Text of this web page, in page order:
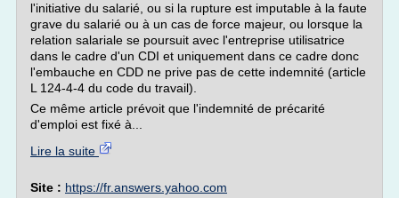
l'initiative du salarié, ou si la rupture est imputable à la faute
grave du salarié ou à un cas de force majeur, ou lorsque la
relation salariale se poursuit avec l'entreprise utilisatrice
dans le cadre d'un CDI et uniquement dans ce cadre donc
l'embauche en CDD ne prive pas de cette indemnité (article
L 124-4-4 du code du travail).
Ce même article prévoit que l'indemnité de précarité
d'emploi est fixé à...
Lire la suite
Site : https://fr.answers.yahoo.com